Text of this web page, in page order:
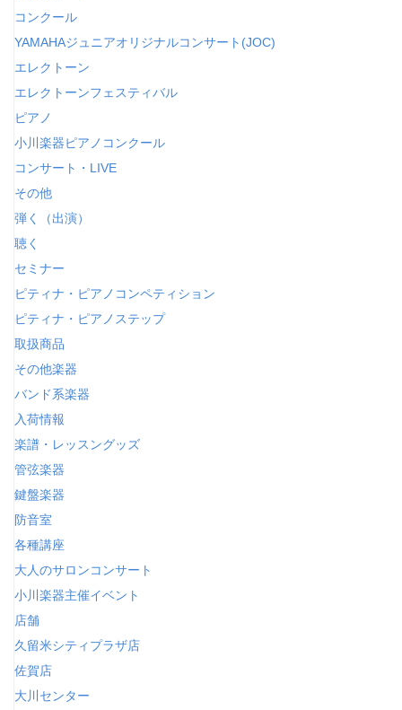
コンクール
YAMAHAジュニアオリジナルコンサート(JOC)
エレクトーン
エレクトーンフェスティバル
ピアノ
小川楽器ピアノコンクール
コンサート・LIVE
その他
弾く（出演）
聴く
セミナー
ピティナ・ピアノコンペティション
ピティナ・ピアノステップ
取扱商品
その他楽器
バンド系楽器
入荷情報
楽譜・レッスングッズ
管弦楽器
鍵盤楽器
防音室
各種講座
大人のサロンコンサート
小川楽器主催イベント
店舗
久留米シティプラザ店
佐賀店
大川センター